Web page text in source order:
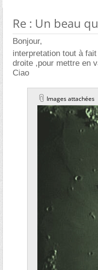
Re : Un beau
Bonjour,
interpretation tout à
droite ,pour mettre en
Ciao
Images attachées